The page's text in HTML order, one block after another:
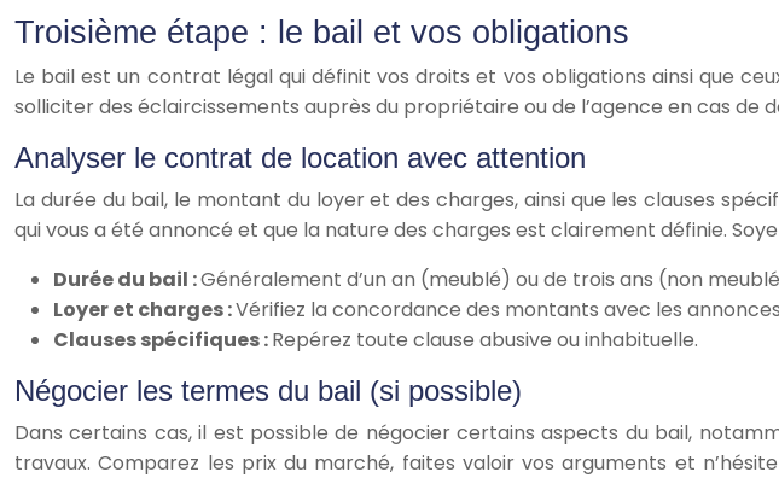
Troisième étape : le bail et vos obligations
Le bail est un contrat légal qui définit vos droits et vos obligations ainsi que
solliciter des éclaircissements auprès du propriétaire ou de l’agence en cas de
Analyser le contrat de location avec attention
La durée du bail, le montant du loyer et des charges, ainsi que les clauses
qui vous a été annoncé et que la nature des charges est clairement définie.
Durée du bail :Généralement d’un an (meublé) ou de trois ans (non
Loyer et charges :Vérifiez la concordance des montants avec les
Clauses spécifiques :Repérez toute clause abusive ou inhabituelle.
Négocier les termes du bail (si possible)
Dans certains cas, il est possible de négocier certains aspects du bail,
travaux. Comparez les prix du marché, faites valoir vos arguments et